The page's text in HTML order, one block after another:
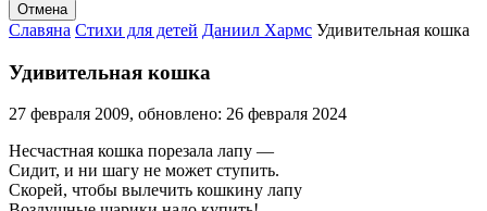
Отмена
Славяна Стихи для детей Даниил Хармс Удивительная кошка
Удивительная кошка
27 февраля 2009, обновлено: 26 февраля 2024
Несчастная кошка порезала лапу —
Сидит, и ни шагу не может ступить.
Скорей, чтобы вылечить кошкину лапу